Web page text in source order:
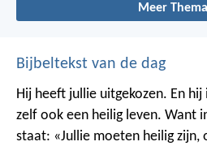
Meer
Bijbeltekst van de dag
Hij heeft jullie uitgekozen. En
zelf ook een heilig leven. Want
staat: «Jullie moeten heilig zijn,